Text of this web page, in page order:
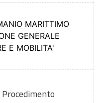
MARITTIMO
GENERALE
E MOBILITA'